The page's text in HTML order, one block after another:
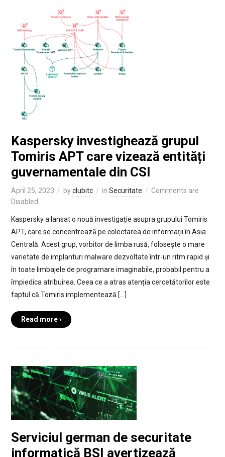
Kaspersky investighează grupul
Tomiris APT care vizează entități
guvernamentale din CSI
April 25, 2023 byclubitc in Securitate
Comments are
Disabled
Kaspersky a lansat o nouă investigație asupra grupului Tomiris
APT, care se concentrează pe colectarea de informații în Asia
Centrală. Acest grup, vorbitor de limba rusă, folosește o mare
varietate de implanturi malware dezvoltate într-un ritm rapid și
în toate limbajele de programare imaginabile, probabil pentru a
împiedica atribuirea. Ceea ce a atras atenția cercetătorilor este
faptul că Tomiris implementează […]
Read more ›
Serviciul german de securitate
informatică BSI avertizează